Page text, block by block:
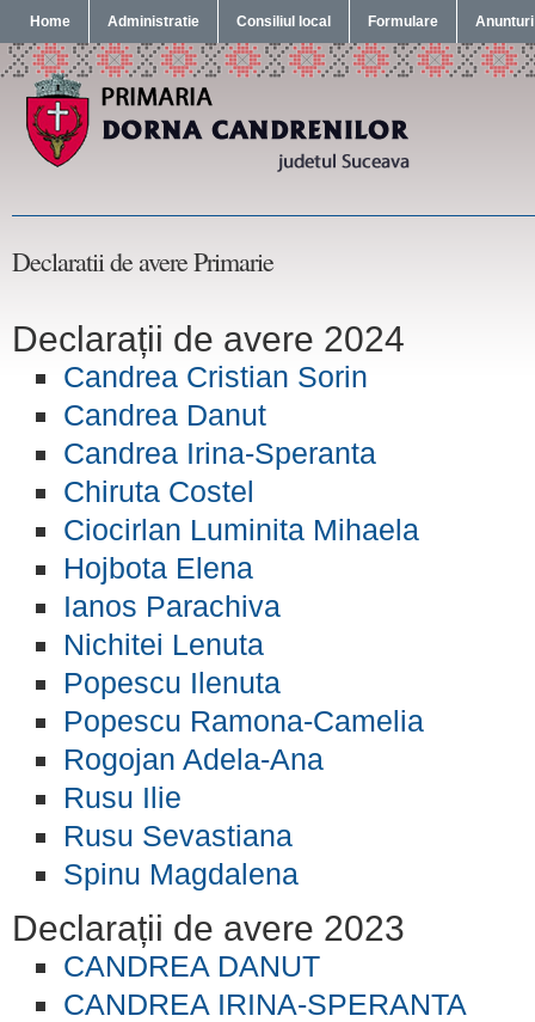
Home Administratie Consiliul local Formulare Anunturi
Declaratii de avere Primarie
Declarații de avere 2024
Candrea Cristian Sorin
Candrea Danut
Candrea Irina-Speranta
Chiruta Costel
Ciocirlan Luminita Mihaela
Hojbota Elena
Ianos Parachiva
Nichitei Lenuta
Popescu Ilenuta
Popescu Ramona-Camelia
Rogojan Adela-Ana
Rusu Ilie
Rusu Sevastiana
Spinu Magdalena
Declarații de avere 2023
CANDREA DANUT
CANDREA IRINA-SPERANTA